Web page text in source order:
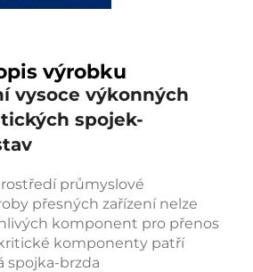
výrobku
vysoce výkonných
spojek-
průmyslové
přesných zařízení nelze
komponent pro přenos
komponenty patří
spojka-brzda